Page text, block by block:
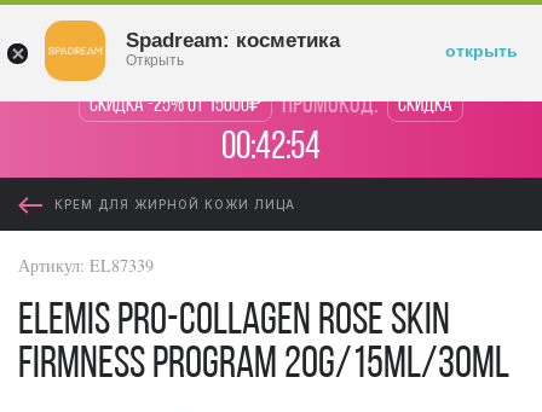
Скидка -25% от 15000₽ промокод: Скидка
00:42:54
КРЕМ ДЛЯ ЖИРНОЙ КОЖИ ЛИЦА
Артикул: EL87339
Elemis Pro-Collagen Rose Skin
Firmness Program 20g/15ml/30ml
Spadream: косметика
Открыть открыть